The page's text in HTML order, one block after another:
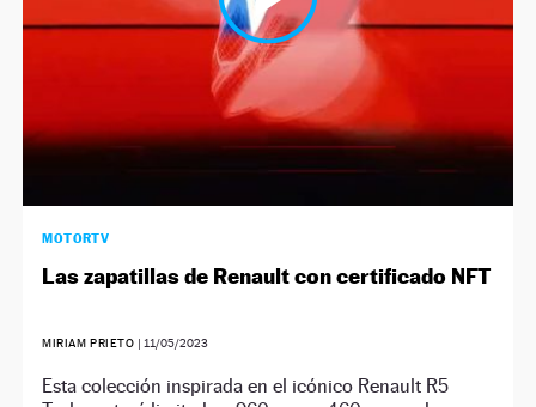
MOTORTV
Las zapatillas de Renault con certificado NFT
MIRIAM PRIETO | 11/05/2023
Esta colección inspirada en el icónico Renault R5